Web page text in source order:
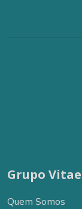
Grupo Vitae
Quem Somos